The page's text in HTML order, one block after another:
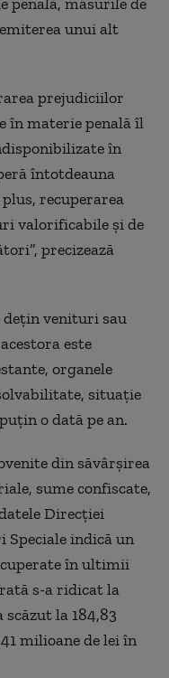
unui alt
prejudiciilor
materie penală îl
în
întotdeauna
recuperarea
valorificabile şi de
precizează
venituri sau
este
organele
situaţie
o dată pe an.
din săvârşirea
sume confiscate,
Direcţiei
Speciale indică un
în ultimii
s-a ridicat la
scăzut la 184,83
milioane de lei în